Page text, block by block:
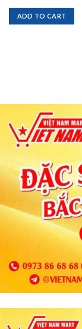
ADD TO CART